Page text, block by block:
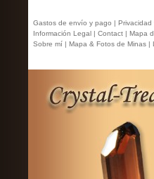
Gastos de envío y pago | Privacidad
Información Legal | Contact | Mapa
Sobre mí | Mapa & Fotos de Minas |